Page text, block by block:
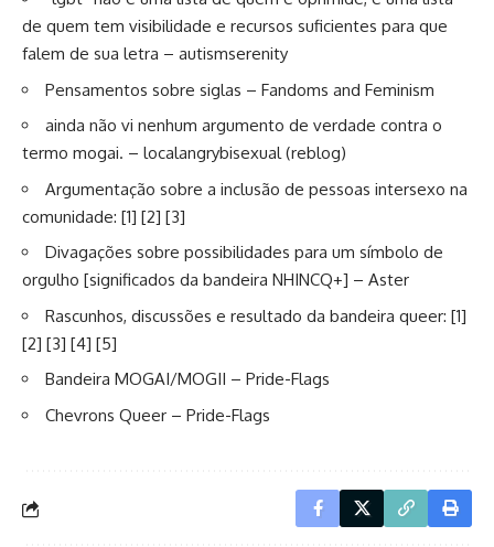
de quem tem visibilidade e recursos suficientes para que
falem de sua letra – autismserenity
Pensamentos sobre siglas – Fandoms and Feminism
ainda não vi nenhum argumento de verdade contra o
termo mogai. – localangrybisexual (reblog)
Argumentação sobre a inclusão de pessoas intersexo na
comunidade: [1] [2] [3]
Divagações sobre possibilidades para um símbolo de
orgulho [significados da bandeira NHINCQ+] – Aster
Rascunhos, discussões e resultado da bandeira queer: [1]
[2] [3] [4] [5]
Bandeira MOGAI/MOGII – Pride-Flags
Chevrons Queer – Pride-Flags